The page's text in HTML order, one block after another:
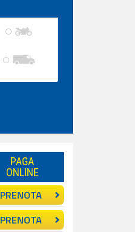
PAGA
ONLINE
PRENOTA
PRENOTA